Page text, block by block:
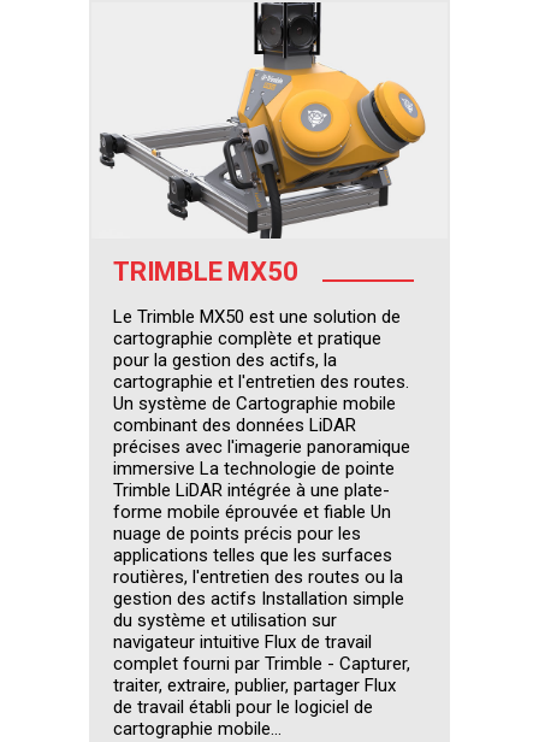
TRIMBLE MX50
Le Trimble MX50 est une solution de
cartographie complète et pratique
pour la gestion des actifs, la
cartographie et l'entretien des routes.
Un système de Cartographie mobile
combinant des données LiDAR
précises avec l'imagerie panoramique
immersive La technologie de pointe
Trimble LiDAR intégrée à une plate-
forme mobile éprouvée et fiable Un
nuage de points précis pour les
applications telles que les surfaces
routières, l'entretien des routes ou la
gestion des actifs Installation simple
du système et utilisation sur
navigateur intuitive Flux de travail
complet fourni par Trimble - Capturer,
traiter, extraire, publier, partager Flux
de travail établi pour le logiciel de
cartographie mobile...